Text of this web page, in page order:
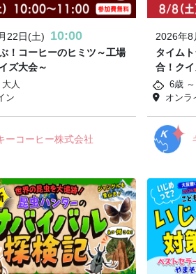
22日(土) 10:00
！コーヒーのヒミツ～工場
ズ大会～
人
ン
ーコーヒー株式会社
2026年8
タイム
合！ク
6歳
オンラ